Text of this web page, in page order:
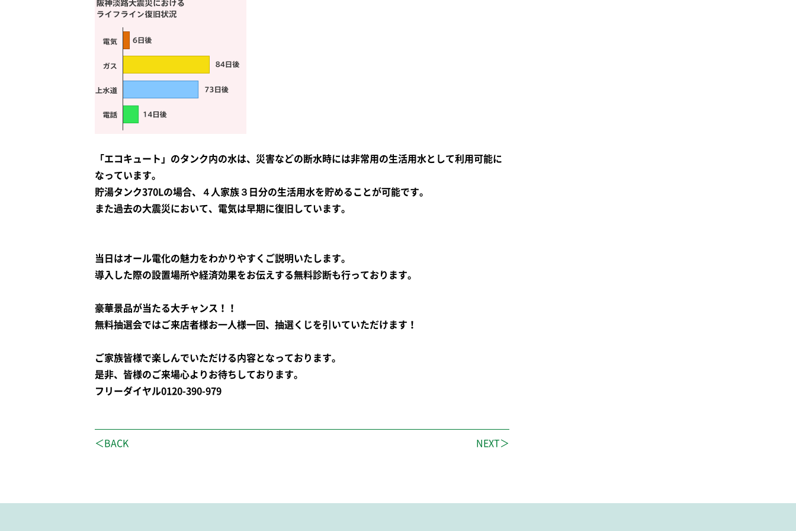
「エコキュート」のタンク内の水は、災害などの断水時には非常用の生活用水として利用可能に
なっています。
貯湯タンク370Lの場合、４人家族３日分の生活用水を貯めることが可能です。
また過去の大震災において、電気は早期に復旧しています。
当日はオール電化の魅力をわかりやすくご説明いたします。
導入した際の設置場所や経済効果をお伝えする無料診断も行っております。
豪華景品が当たる大チャンス！！
無料抽選会ではご来店者様お一人様一回、抽選くじを引いていただけます！
ご家族皆様で楽しんでいただける内容となっております。
是非、皆様のご来場心よりお待ちしております。
フリーダイヤル0120-390-979
NEXT＞
＜BACK